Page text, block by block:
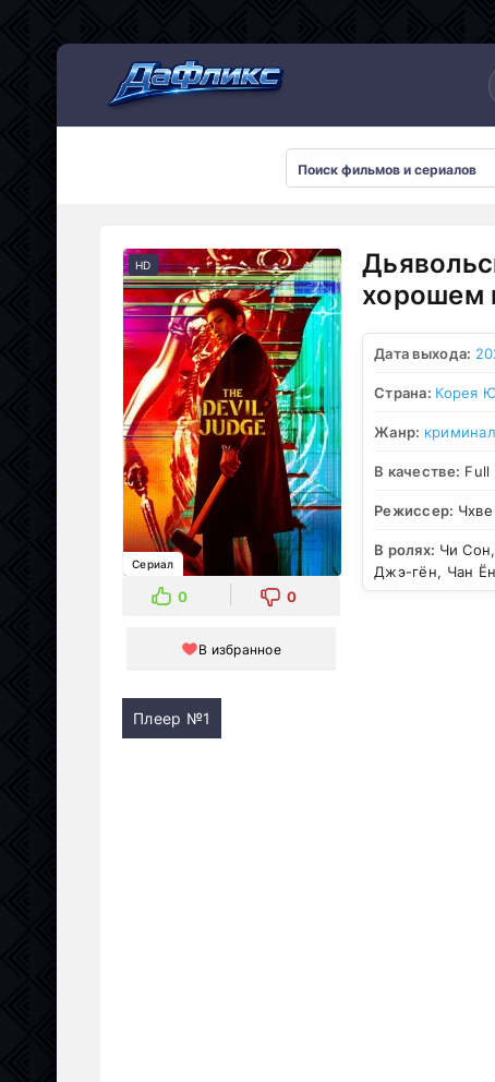
HD
Сериал
0 0
В избранное
хорошем
Дата выхода:
Страна: Корея
Жанр: криминал
В качестве: Full
Режиссер:
В ролях: Чи
Джэ-гён, Чан
Плеер №1
Мультсериалы